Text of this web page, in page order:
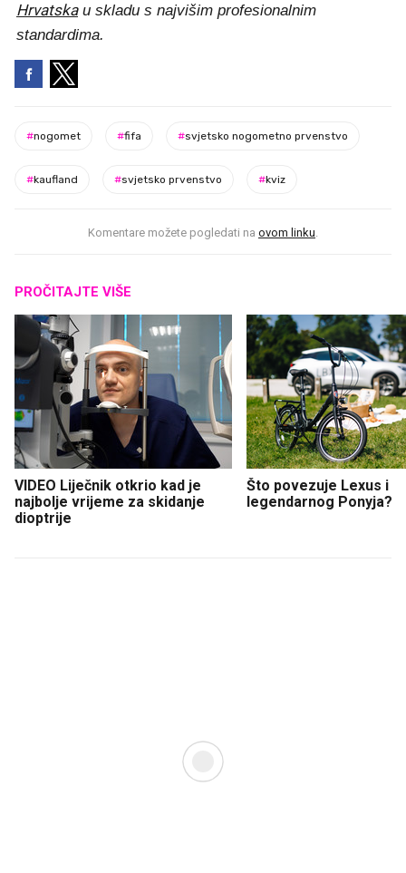
Hrvatskau skladu s najvišim profesionalnim
standardima.
#nogomet #fifa #svjetsko nogometno prvenstvo
#kaufland #svjetsko prvenstvo #kviz
Komentare možete pogledati na ovom linku.
PROČITAJTE VIŠE
VIDEO Liječnik otkrio kad je
najbolje vrijeme za skidanje
dioptrije
Što povezuje Lexus i
legendarnog Ponyja?